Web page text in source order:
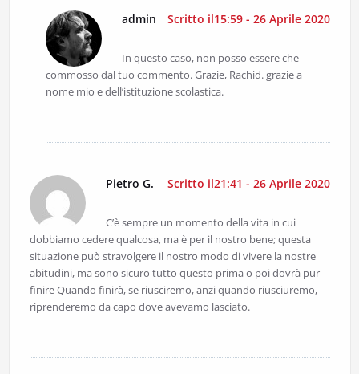
admin Scritto il15:59 - 26 Aprile 2020
In questo caso, non posso essere che
commosso dal tuo commento. Grazie, Rachid. grazie a
nome mio e dell’istituzione scolastica.
Pietro G. Scritto il21:41 - 26 Aprile 2020
C’è sempre un momento della vita in cui
dobbiamo cedere qualcosa, ma è per il nostro bene; questa
situazione può stravolgere il nostro modo di vivere la nostre
abitudini, ma sono sicuro tutto questo prima o poi dovrà pur
finire Quando finirà, se riusciremo, anzi quando riusciuremo,
riprenderemo da capo dove avevamo lasciato.